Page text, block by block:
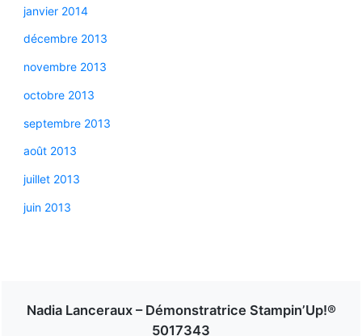
janvier 2014
décembre 2013
novembre 2013
octobre 2013
septembre 2013
août 2013
juillet 2013
juin 2013
Nadia Lanceraux – Démonstratrice Stampin’Up!®
5017343